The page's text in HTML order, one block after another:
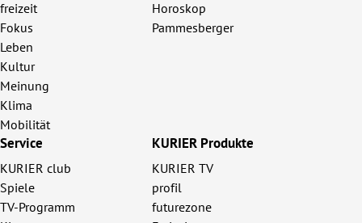
freizeit
Fokus
Leben
Kultur
Meinung
Klima
Mobilität
Horoskop
Pammesberger
Service
KURIER club
Spiele
TV-Programm
KURIER Produkte
KURIER TV
profil
futurezone